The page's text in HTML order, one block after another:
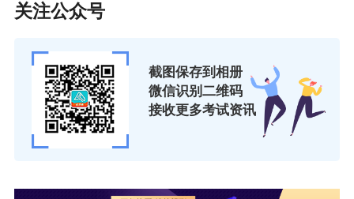
关注公众号
截图保存到相册
微信识别二维码
接收更多考试资讯